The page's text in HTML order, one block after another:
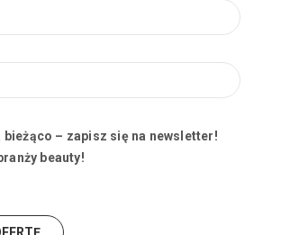
bieżąco – zapisz się na newsletter!
beauty!